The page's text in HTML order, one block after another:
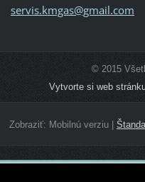
servis.kmgas@gmail.com
© 2015
Vytvorte si web
Zobraziť: Mobilnú verziu|